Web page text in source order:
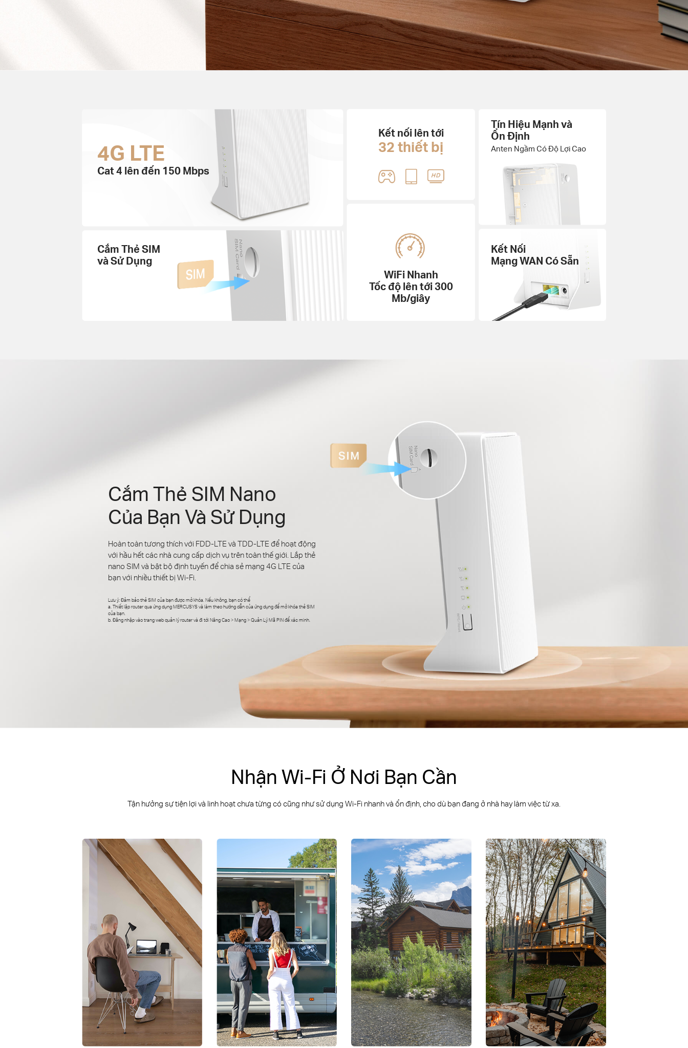
4G LTE
Cat 4 lên đến 150 Mbps
Kết nối lên tới
32 thiết bị
Tín Hiệu Mạnh và
Ổn Định
Anten Ngầm Có Độ Lợi Cao
Cắm Thẻ SIM
và Sử Dụng
WiFi Nhanh
Tốc độ lên tới 300
Mb/giây
Kết Nối
Mạng WAN Có Sẵn
Cắm Thẻ SIM Nano
Của Bạn Và Sử Dụng
Hoàn toàn tương thích với FDD-LTE và TDD-LTE để hoạt động
với hầu hết các nhà cung cấp dịch vụ trên toàn thế giới. Lắp thẻ
nano SIM và bật bộ định tuyến để chia sẻ mạng 4G LTE của
bạn với nhiều thiết bị Wi-Fi.
Lưu ý: Đảm bảo thẻ SIM của bạn được mở khóa. Nếu không, bạn có thể
a. Thiết lập router qua ứng dụng MERCUSYS và làm theo hướng dẫn của ứng dụng để mở khóa thẻ SIM
của bạn.
b. Đăng nhập vào trang web quản lý router và đi tới Nâng Cao > Mạng > Quản Lý Mã PIN để xác minh.
Nhận Wi-Fi Ở Nơi Bạn Cần
Tận hưởng sự tiện lợi và linh hoạt chưa từng có cũng như sử dụng Wi-Fi nhanh và ổn định, cho dù bạn đang ở nhà hay làm việc từ xa.